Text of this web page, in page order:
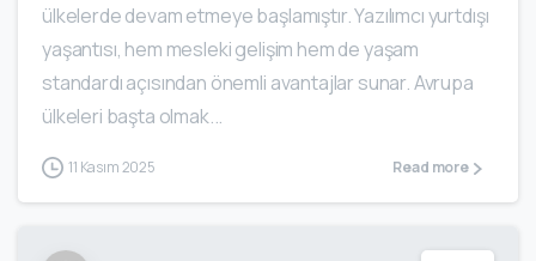
ülkelerde devam etmeye başlamıştır. Yazılımcı yurtdışı
yaşantısı, hem mesleki gelişim hem de yaşam
standardı açısından önemli avantajlar sunar. Avrupa
ülkeleri başta olmak...
11 Kasım 2025 Read more